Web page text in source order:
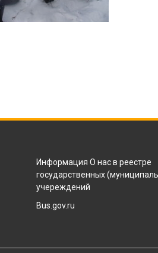
Информация О нас в реестре
государственных
учереждений
Bus.gov.ru